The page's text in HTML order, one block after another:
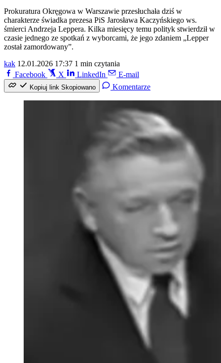
Prokuratura Okręgowa w Warszawie przesłuchała dziś w
charakterze świadka prezesa PiS Jarosława Kaczyńskiego ws.
śmierci Andrzeja Leppera. Kilka miesięcy temu polityk stwierdził w
czasie jednego ze spotkań z wyborcami, że jego zdaniem „Lepper
został zamordowany”.
kak 12.01.2026 17:37 1 min czytania
Facebook
X LinkedIn E-mail
Kopiuj link Skopiowano Komentarze